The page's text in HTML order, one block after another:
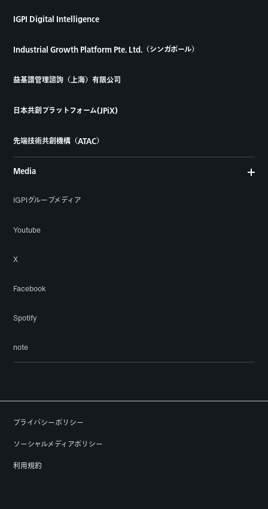
Media
IGPIグループメディア
Youtube
X
Facebook
Spotify
note
IGPI Digital Intelligence
Industrial Growth Platform Pte. Ltd.（シンガポール）
益基譜管理諮詢（上海）有限公司
日本共創プラットフォーム(JPiX)
先端技術共創機構（ATAC）
プライバシーポリシー
ソーシャルメディアポリシー
利用規約